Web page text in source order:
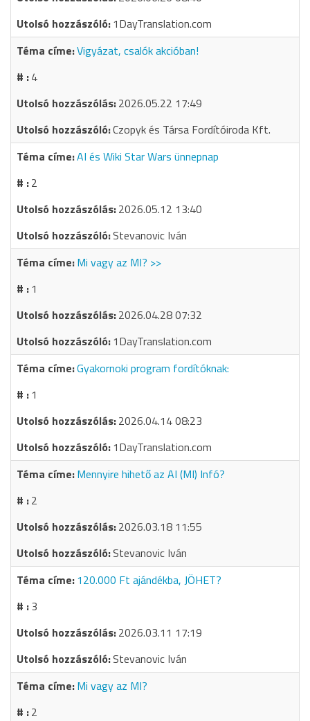
1DayTranslation.com
Vigyázat, csalók akcióban!
4
2026.05.22 17:49
Czopyk és Társa Fordítóiroda Kft.
AI és Wiki Star Wars ünnepnap
2
2026.05.12 13:40
Stevanovic Iván
Mi vagy az MI? >>
1
2026.04.28 07:32
1DayTranslation.com
Gyakornoki program fordítóknak:
1
2026.04.14 08:23
1DayTranslation.com
Mennyire hihető az AI (MI) Infó?
2
2026.03.18 11:55
Stevanovic Iván
120.000 Ft ajándékba, JÖHET?
3
2026.03.11 17:19
Stevanovic Iván
Mi vagy az MI?
2